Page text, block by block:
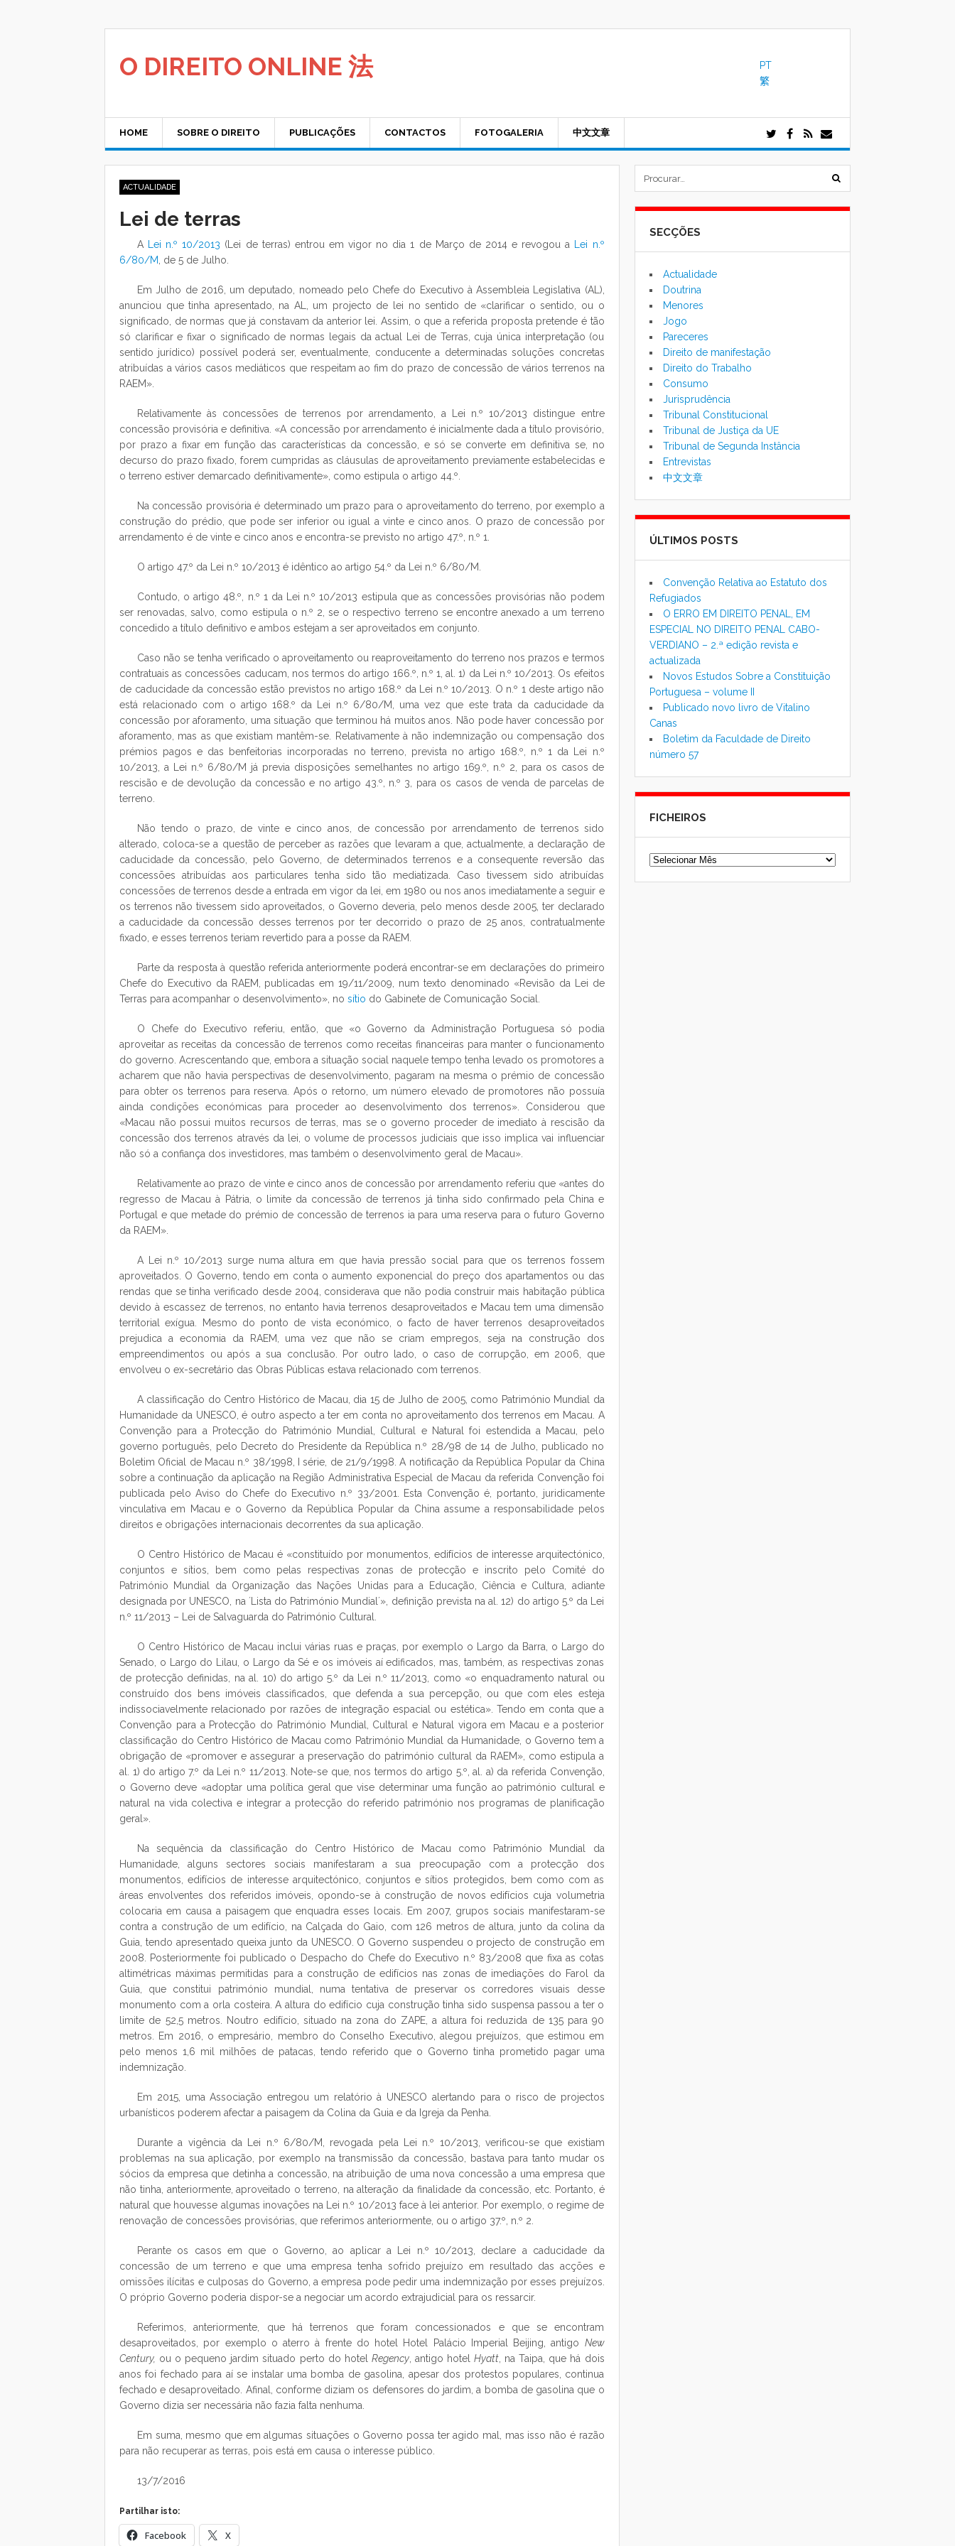
O DIREITO ONLINE 法
PT
繁
HOME SOBRE O DIREITO PUBLICAÇÕES CONTACTOS FOTOGALERIA 中文文章
ACTUALIDADE
Lei de terras
A Lei n.º 10/2013 (Lei de terras) entrou em vigor no dia 1 de Março de 2014 e revogou a
Lei n.º
6/80/M
, de 5 de Julho.
Em Julho de 2016, um deputado, nomeado pelo Chefe do Executivo à Assembleia Legislativa (AL),
anunciou que tinha apresentado, na AL, um projecto de lei no sentido de «clarificar o sentido, ou o
significado, de normas que já constavam da anterior lei. Assim, o que a referida proposta pretende é tão
só clarificar e fixar o significado de normas legais da actual Lei de Terras, cuja única interpretação (ou
sentido jurídico) possível poderá ser, eventualmente, conducente a determinadas soluções concretas
atribuídas a vários casos mediáticos que respeitam ao fim do prazo de concessão de vários terrenos na
RAEM».
Relativamente às concessões de terrenos por arrendamento, a Lei n.º 10/2013 distingue entre
concessão provisória e definitiva. «A concessão por arrendamento é inicialmente dada a título provisório,
por prazo a fixar em função das características da concessão, e só se converte em definitiva se, no
decurso do prazo fixado, forem cumpridas as cláusulas de aproveitamento previamente estabelecidas e
o terreno estiver demarcado definitivamente», como estipula o artigo 44.º.
Na concessão provisória é determinado um prazo para o aproveitamento do terreno, por exemplo a
construção do prédio, que pode ser inferior ou igual a vinte e cinco anos. O prazo de concessão por
arrendamento é de vinte e cinco anos e encontra-se previsto no artigo 47.º, n.º 1.
O artigo 47.º da Lei n.º 10/2013 é idêntico ao artigo 54.º da Lei n.º 6/80/M.
Contudo, o artigo 48.º, n.º 1 da Lei n.º 10/2013 estipula que as concessões provisórias não podem
ser renovadas, salvo, como estipula o n.º 2, se o respectivo terreno se encontre anexado a um terreno
concedido a título definitivo e ambos estejam a ser aproveitados em conjunto.
Caso não se tenha verificado o aproveitamento ou reaproveitamento do terreno nos prazos e termos
contratuais as concessões caducam, nos termos do artigo 166.º, n.º 1, al. 1) da Lei n.º 10/2013. Os efeitos
de caducidade da concessão estão previstos no artigo 168.º da Lei n.º 10/2013. O n.º 1 deste artigo não
está relacionado com o artigo 168.º da Lei n.º 6/80/M, uma vez que este trata da caducidade da
concessão por aforamento, uma situação que terminou há muitos anos. Não pode haver concessão por
aforamento, mas as que existiam mantêm-se. Relativamente à não indemnização ou compensação dos
prémios pagos e das benfeitorias incorporadas no terreno, prevista no artigo 168.º, n.º 1 da Lei n.º
10/2013, a Lei n.º 6/80/M já previa disposições semelhantes no artigo 169.º, n.º 2, para os casos de
rescisão e de devolução da concessão e no artigo 43.º, n.º 3, para os casos de venda de parcelas de
terreno.
Não tendo o prazo, de vinte e cinco anos, de concessão por arrendamento de terrenos sido
alterado, coloca-se a questão de perceber as razões que levaram a que, actualmente, a declaração de
caducidade da concessão, pelo Governo, de determinados terrenos e a consequente reversão das
concessões atribuídas aos particulares tenha sido tão mediatizada. Caso tivessem sido atribuídas
concessões de terrenos desde a entrada em vigor da lei, em 1980 ou nos anos imediatamente a seguir e
os terrenos não tivessem sido aproveitados, o Governo deveria, pelo menos desde 2005, ter declarado
a caducidade da concessão desses terrenos por ter decorrido o prazo de 25 anos, contratualmente
fixado, e esses terrenos teriam revertido para a posse da RAEM.
Parte da resposta à questão referida anteriormente poderá encontrar-se em declarações do primeiro
Chefe do Executivo da RAEM, publicadas em 19/11/2009, num texto denominado «Revisão da Lei de
Terras para acompanhar o desenvolvimento», no sítio do Gabinete de Comunicação Social.
O Chefe do Executivo referiu, então, que «o Governo da Administração Portuguesa só podia
aproveitar as receitas da concessão de terrenos como receitas financeiras para manter o funcionamento
do governo. Acrescentando que, embora a situação social naquele tempo tenha levado os promotores a
acharem que não havia perspectivas de desenvolvimento, pagaram na mesma o prémio de concessão
para obter os terrenos para reserva. Após o retorno, um número elevado de promotores não possuía
ainda condições económicas para proceder ao desenvolvimento dos terrenos». Considerou que
«Macau não possui muitos recursos de terras, mas se o governo proceder de imediato à rescisão da
concessão dos terrenos através da lei, o volume de processos judiciais que isso implica vai influenciar
não só a confiança dos investidores, mas também o desenvolvimento geral de Macau».
Relativamente ao prazo de vinte e cinco anos de concessão por arrendamento referiu que «antes do
regresso de Macau à Pátria, o limite da concessão de terrenos já tinha sido confirmado pela China e
Portugal e que metade do prémio de concessão de terrenos ia para uma reserva para o futuro Governo
da RAEM».
A Lei n.º 10/2013 surge numa altura em que havia pressão social para que os terrenos fossem
aproveitados. O Governo, tendo em conta o aumento exponencial do preço dos apartamentos ou das
rendas que se tinha verificado desde 2004, considerava que não podia construir mais habitação pública
devido à escassez de terrenos, no entanto havia terrenos desaproveitados e Macau tem uma dimensão
territorial exígua. Mesmo do ponto de vista económico, o facto de haver terrenos desaproveitados
prejudica a economia da RAEM, uma vez que não se criam empregos, seja na construção dos
empreendimentos ou após a sua conclusão. Por outro lado, o caso de corrupção, em 2006, que
envolveu o ex-secretário das Obras Públicas estava relacionado com terrenos.
A classificação do Centro Histórico de Macau, dia 15 de Julho de 2005, como Património Mundial da
Humanidade da UNESCO, é outro aspecto a ter em conta no aproveitamento dos terrenos em Macau. A
Convenção para a Protecção do Património Mundial, Cultural e Natural foi estendida a Macau, pelo
governo português, pelo Decreto do Presidente da República n.º 28/98 de 14 de Julho, publicado no
Boletim Oficial de Macau n.º 38/1998, I série, de 21/9/1998. A notificação da República Popular da China
sobre a continuação da aplicação na Região Administrativa Especial de Macau da referida Convenção foi
publicada pelo Aviso do Chefe do Executivo n.º 33/2001. Esta Convenção é, portanto, juridicamente
vinculativa em Macau e o Governo da República Popular da China assume a responsabilidade pelos
direitos e obrigações internacionais decorrentes da sua aplicação.
O Centro Histórico de Macau é «constituído por monumentos, edifícios de interesse arquitectónico,
conjuntos e sítios, bem como pelas respectivas zonas de protecção e inscrito pelo Comité do
Património Mundial da Organização das Nações Unidas para a Educação, Ciência e Cultura, adiante
designada por UNESCO, na ´Lista do Património Mundial´», definição prevista na al. 12) do artigo 5.º da Lei
n.º 11/2013 – Lei de Salvaguarda do Património Cultural.
O Centro Histórico de Macau inclui várias ruas e praças, por exemplo o Largo da Barra, o Largo do
Senado, o Largo do Lilau, o Largo da Sé e os imóveis aí edificados, mas, também, as respectivas zonas
de protecção definidas, na al. 10) do artigo 5.º da Lei n.º 11/2013, como «o enquadramento natural ou
construído dos bens imóveis classificados, que defenda a sua percepção, ou que com eles esteja
indissociavelmente relacionado por razões de integração espacial ou estética». Tendo em conta que a
Convenção para a Protecção do Património Mundial, Cultural e Natural vigora em Macau e a posterior
classificação do Centro Histórico de Macau como Património Mundial da Humanidade, o Governo tem a
obrigação de «promover e assegurar a preservação do património cultural da RAEM», como estipula a
al. 1) do artigo 7.º da Lei n.º 11/2013. Note-se que, nos termos do artigo 5.º, al. a) da referida Convenção,
o Governo deve «adoptar uma política geral que vise determinar uma função ao património cultural e
natural na vida colectiva e integrar a protecção do referido património nos programas de planificação
geral».
Na sequência da classificação do Centro Histórico de Macau como Património Mundial da
Humanidade, alguns sectores sociais manifestaram a sua preocupação com a protecção dos
monumentos, edifícios de interesse arquitectónico, conjuntos e sítios protegidos, bem como com as
áreas envolventes dos referidos imóveis, opondo-se à construção de novos edifícios cuja volumetria
colocaria em causa a paisagem que enquadra esses locais. Em 2007, grupos sociais manifestaram-se
contra a construção de um edifício, na Calçada do Gaio, com 126 metros de altura, junto da colina da
Guia, tendo apresentado queixa junto da UNESCO. O Governo suspendeu o projecto de construção em
2008. Posteriormente foi publicado o Despacho do Chefe do Executivo n.º 83/2008 que fixa as cotas
altimétricas máximas permitidas para a construção de edifícios nas zonas de imediações do Farol da
Guia, que constitui património mundial, numa tentativa de preservar os corredores visuais desse
monumento com a orla costeira. A altura do edifício cuja construção tinha sido suspensa passou a ter o
limite de 52,5 metros. Noutro edifício, situado na zona do ZAPE, a altura foi reduzida de 135 para 90
metros. Em 2016, o empresário, membro do Conselho Executivo, alegou prejuízos, que estimou em
pelo menos 1,6 mil milhões de patacas, tendo referido que o Governo tinha prometido pagar uma
indemnização.
Em 2015, uma Associação entregou um relatório à UNESCO alertando para o risco de projectos
urbanísticos poderem afectar a paisagem da Colina da Guia e da Igreja da Penha.
Durante a vigência da Lei n.º 6/80/M, revogada pela Lei n.º 10/2013, verificou-se que existiam
problemas na sua aplicação, por exemplo na transmissão da concessão, bastava para tanto mudar os
sócios da empresa que detinha a concessão, na atribuição de uma nova concessão a uma empresa que
não tinha, anteriormente, aproveitado o terreno, na alteração da finalidade da concessão, etc. Portanto, é
natural que houvesse algumas inovações na Lei n.º 10/2013 face à lei anterior. Por exemplo, o regime de
renovação de concessões provisórias, que referimos anteriormente, ou o artigo 37.º, n.º 2.
Perante os casos em que o Governo, ao aplicar a Lei n.º 10/2013, declare a caducidade da
concessão de um terreno e que uma empresa tenha sofrido prejuízo em resultado das acções e
omissões ilícitas e culposas do Governo, a empresa pode pedir uma indemnização por esses prejuízos.
O próprio Governo poderia dispor-se a negociar um acordo extrajudicial para os ressarcir.
Referimos, anteriormente, que há terrenos que foram concessionados e que se encontram
desaproveitados, por exemplo o aterro à frente do hotel Hotel Palácio Imperial Beijing, antigo New
Century, ou o pequeno jardim situado perto do hotel Regency, antigo hotelHyatt , na Taipa, que há dois
anos foi fechado para aí se instalar uma bomba de gasolina, apesar dos protestos populares, continua
fechado e desaproveitado. Afinal, conforme diziam os defensores do jardim, a bomba de gasolina que o
Governo dizia ser necessária não fazia falta nenhuma.
Em suma, mesmo que em algumas situações o Governo possa ter agido mal, mas isso não é razão
para não recuperar as terras, pois está em causa o interesse público.
13/7/2016
Partilhar isto:
Facebook X
formulário
SECÇÕES
Actualidade
Doutrina
Menores
Jogo
Pareceres
Direito de manifestação
Direito do Trabalho
Consumo
Jurisprudência
Tribunal Constitucional
Tribunal de Justiça da UE
Tribunal de Segunda Instância
Entrevistas
中文文章
ÚLTIMOS POSTS
Convenção Relativa ao Estatuto dos
Refugiados
O ERRO EM DIREITO PENAL, EM
ESPECIAL NO DIREITO PENAL CABO-
VERDIANO – 2.ª edição revista e
actualizada
Novos Estudos Sobre a Constituição
Portuguesa – volume II
Publicado novo livro de Vitalino
Canas
Boletim da Faculdade de Direito
número 57
FICHEIROS
Ficheiros